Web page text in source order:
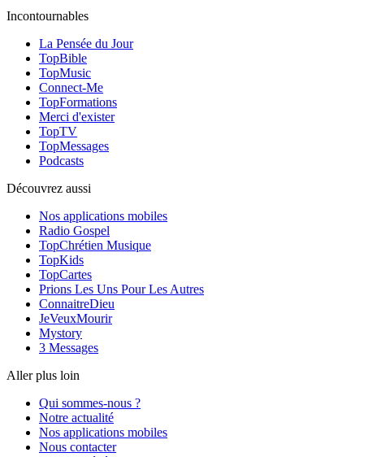
Incontournables
La Pensée du Jour
TopBible
TopMusic
Connect-Me
TopFormations
Merci d'exister
TopTV
TopMessages
Podcasts
Découvrez aussi
Nos applications mobiles
Radio Gospel
TopChrétien Musique
TopKids
TopCartes
Prions Les Uns Pour Les Autres
ConnaitreDieu
JeVeuxMourir
Mystory
3 Messages
Aller plus loin
Qui sommes-nous ?
Notre actualité
Nos applications mobiles
Nous contacter